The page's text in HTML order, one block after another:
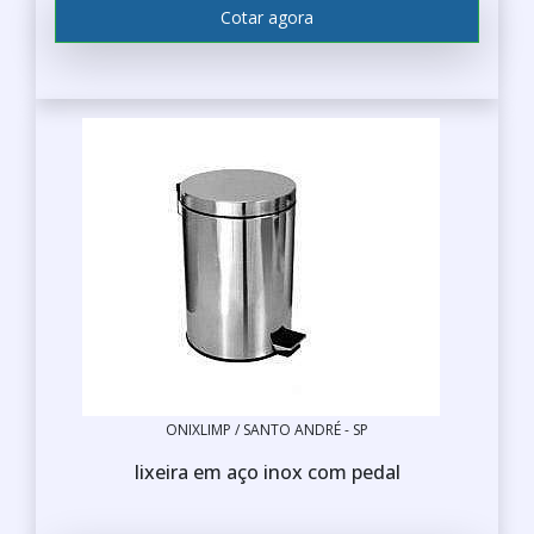
A lixeira inox de 30 litros é altamente
resistente a impactos e desgastes do uso
em condições mais rigorosas.
O aço inoxidável é um material não poroso, o
que facilita a limpeza e evita a proliferação de
bactérias e odores desagradáveis,
contribuindo para a manutenção da higiene
DESIGN MODERNO E ELEGANTE
elegante complementa a decoração, seja em
Cotar agora
ONIXLIMP / SANTO ANDRÉ - SP
lixeira em aço inox com pedal